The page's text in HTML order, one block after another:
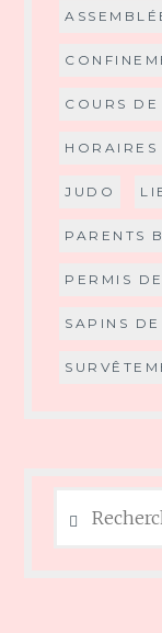
COURS
HORAIRES
JUDO
PARENTS
PERMIS
SAPINS